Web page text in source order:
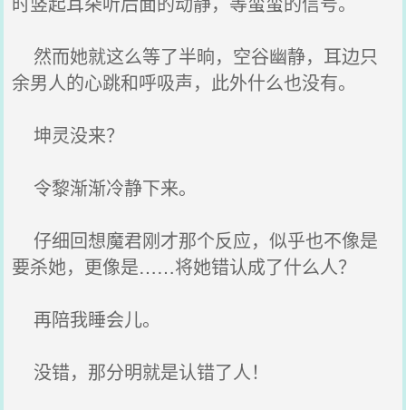
然而她就这么等了半晌，空谷幽静，耳边只
余男人的心跳和呼吸声，此外什么也没有。
坤灵没来？
令黎渐渐冷静下来。
仔细回想魔君刚才那个反应，似乎也不像是
要杀她，更像是……将她错认成了什么人？
再陪我睡会儿。
没错，那分明就是认错了人！